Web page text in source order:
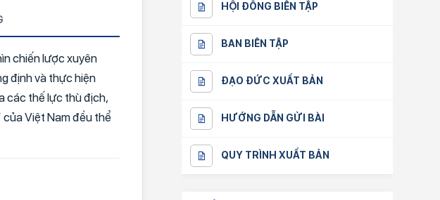
chiến lược xuyên
định và thực hiện
các thế lực thù địch,
Việt Nam đều thể
HỘI ĐỒNG BIÊN TẬP
BAN BIÊN TẬP
ĐẠO ĐỨC XUẤT BẢN
HƯỚNG DẪN GỬI BÀI
QUY TRÌNH XUẤT BẢN